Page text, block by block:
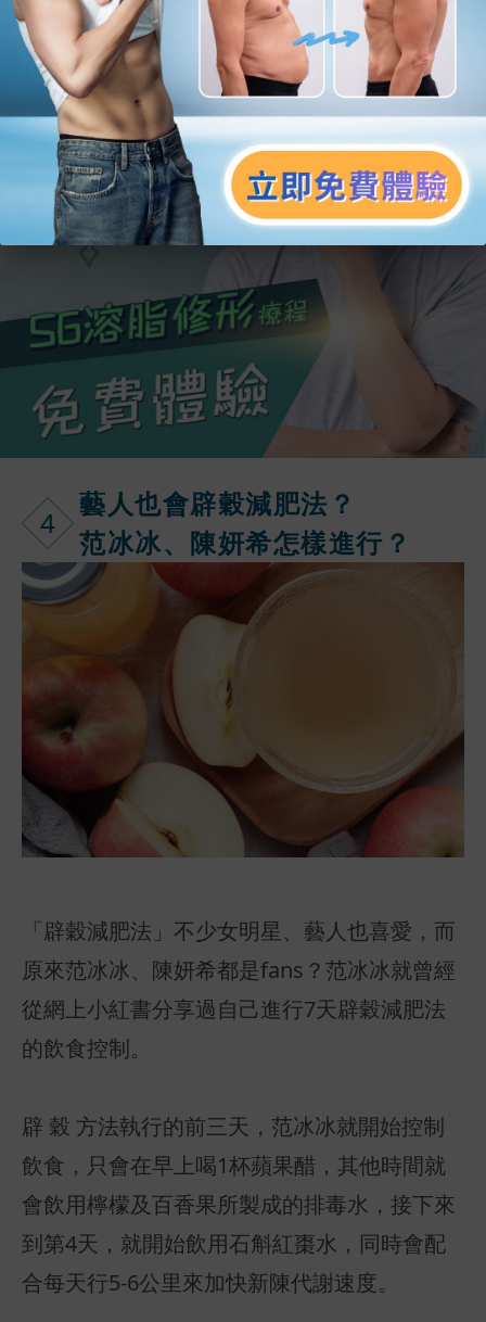
4
藝人也會辟穀減肥法？
范冰冰、陳妍希怎樣進行？
「辟穀減肥法」不少女明星、藝人也喜愛，而
原來范冰冰、陳妍希都是fans？范冰冰就曾經
從網上小紅書分享過自己進行7天辟穀減肥法
的飲食控制。
辟 穀 方法執行的前三天，范冰冰就開始控制
飲食，只會在早上喝1杯蘋果醋，其他時間就
會飲用檸檬及百香果所製成的排毒水，接下來
到第4天，就開始飲用石斛紅棗水，同時會配
合每天行5-6公里來加快新陳代謝速度。